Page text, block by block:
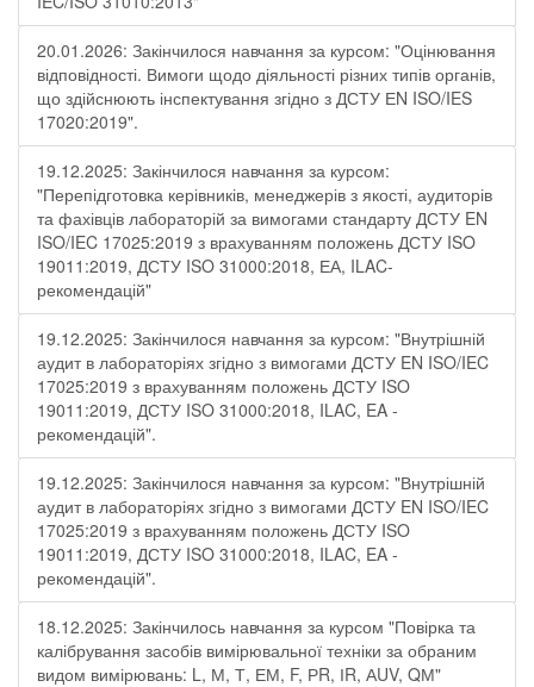
20.01.2026: Закінчилося навчання за курсом: "Оцінювання
відповідності. Вимоги щодо діяльності різних типів органів,
що здійснюють інспектування згідно з ДСТУ ЕN ISO/IES
17020:2019".
19.12.2025: Закінчилося навчання за курсом:
"Перепідготовка керівників, менеджерів з якості, аудиторів
та фахівців лабораторій за вимогами стандарту ДСТУ EN
ISO/IEC 17025:2019 з врахуванням положень ДСТУ ISO
19011:2019, ДСТУ ISO 31000:2018, ЕА, ILAC-
рекомендацій"
19.12.2025: Закінчилося навчання за курсом: "Внутрішній
аудит в лабораторіях згідно з вимогами ДСТУ EN ISO/IEC
17025:2019 з врахуванням положень ДСТУ ISO
19011:2019, ДСТУ ISO 31000:2018, ILAC, EA -
рекомендацій".
19.12.2025: Закінчилося навчання за курсом: "Внутрішній
аудит в лабораторіях згідно з вимогами ДСТУ EN ISO/IEC
17025:2019 з врахуванням положень ДСТУ ISO
19011:2019, ДСТУ ISO 31000:2018, ILAC, EA -
рекомендацій".
18.12.2025: Закінчилось навчання за курсом "Повірка та
калібрування засобів вимірювальної техніки за обраним
видом вимірювань: L, М, Т, ЕМ, F, РR, ІR, АUV, QМ"